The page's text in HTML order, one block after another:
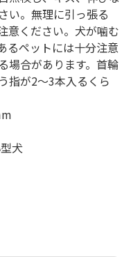
い。無理に引っ張る
意ください。犬が噛む
るペットには十分注意
場合があります。首輪
指が2～3本入るくら
犬